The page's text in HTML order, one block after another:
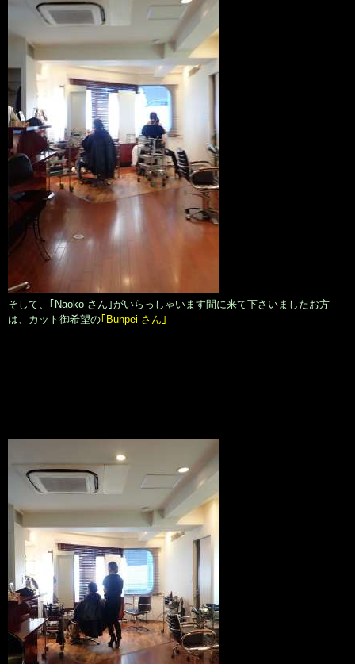
そして、｢Naoko さん｣がいらっしゃいます間に来て下さいましたお方
は、カット御希望の｢Bunpei さん｣